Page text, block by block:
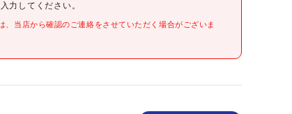
対応品
台傾斜取付カナグ
力してください。
当店から確認のご連絡をさせていただく場合がございま